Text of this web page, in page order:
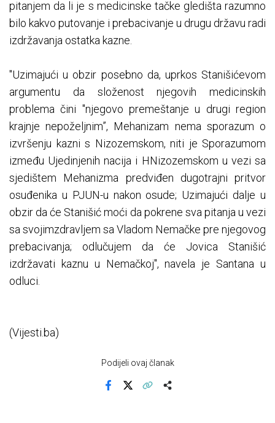
pitanjem da li je s medicinske tačke gledišta razumno
bilo kakvo putovanje i prebacivanje u drugu državu radi
izdržavanja ostatka kazne.
"Uzimajući u obzir posebno da, uprkos Stanišićevom
argumentu da složenost njegovih medicinskih
problema čini "njegovo premeštanje u drugi region
krajnje nepoželjnim”, Mehanizam nema sporazum o
izvršenju kazni s Nizozemskom, niti je Sporazumom
između Ujedinjenih nacija i HNizozemskom u vezi sa
sjedištem Mehanizma predviđen dugotrajni pritvor
osuđenika u PJUN-u nakon osude; Uzimajući dalje u
obzir da će Stanišić moći da pokrene sva pitanja u vezi
sa svojimzdravljem sa Vladom Nemačke pre njegovog
prebacivanja; odlučujem da će Jovica Stanišić
izdržavati kaznu u Nemačkoj", navela je Santana u
odluci.
(Vijesti.ba)
Podijeli ovaj članak